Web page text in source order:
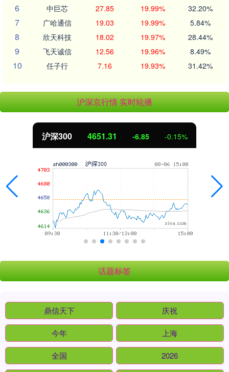
6 中巨芯 27.85 19.99% 32.20%
7 广哈通信 19.03 19.99% 5.84%
8 欣天科技 18.02 19.97% 28.44%
9 飞天诚信 12.56 19.96% 8.49%
10 任子行 7.16 19.93% 31.42%
沪深京行情 实时轮播
沪深300 4651.31 -6.85 -0.15%
话题标签
鼎信天下 庆祝
今年 上海
全国 2026